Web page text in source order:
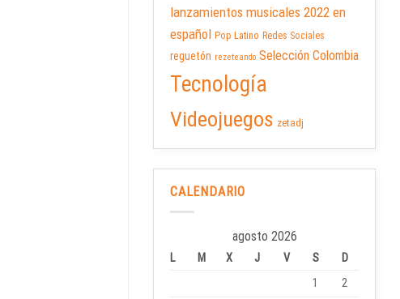
lanzamientos musicales 2022 en
español Pop Latino Redes Sociales
reguetón rezeteando Selección Colombia
Tecnología
Videojuegos zetadj
CALENDARIO
agosto 2026
L M X J V S
D
1
2